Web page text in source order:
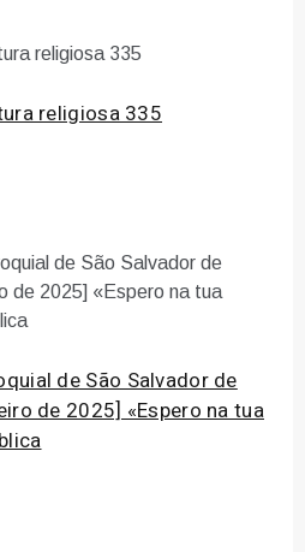
religiosa 335
de São Salvador de
de 2025] «Espero na tua